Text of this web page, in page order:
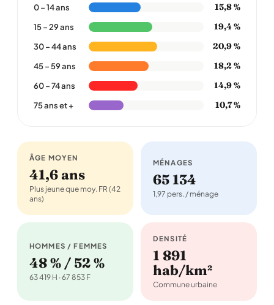
0 – 14 ans 15,8 %
15 – 29 ans 19,4 %
30 – 44 ans 20,9 %
45 – 59 ans 18,2 %
60 – 74 ans 14,9 %
75 ans et + 10,7 %
ÂGE MOYEN
41,6 ans
Plus jeune que moy. FR (42
ans)
MÉNAGES
65 134
1,97 pers. / ménage
HOMMES / FEMMES
48 % / 52 %
63 419 H · 67 853 F
DENSITÉ
1 891
hab/km²
Commune urbaine